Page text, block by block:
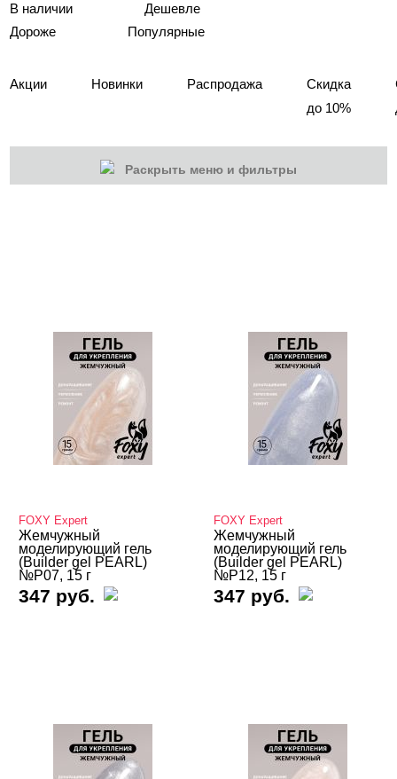
В наличии
Дешевле
Дороже
Популярные
Акции Новинки Распродажа
Скидка
до 10%
Раскрыть меню и фильтры
Распродажа
Наборы
Акрилы
Гель-краски
Гели и Акрил гели
Жидкие гели и полигели
Акригель (полигель)
Биогель
ARTEX
CHARME
FOXY Expert
Жемчужный
моделирующий гель
(Builder gel PEARL)
№P07, 15 г
347 руб.
FOXY Expert
Жемчужный
моделирующий гель
(Builder gel PEARL)
№P12, 15 г
347 руб.